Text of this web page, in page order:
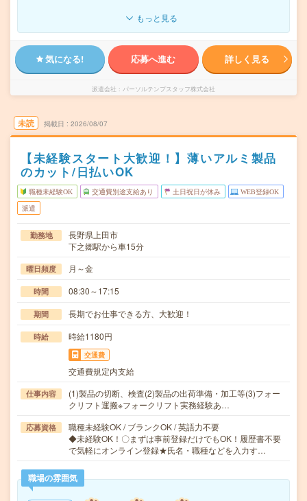
もっと見る
気になる! 応募へ進む 詳しく見る
派遣会社 パーソルテンプスタッフ株式会社
未読 掲載日 2026/08/07
【未経験スタート大歓迎！】薄いアルミ製品
のカット/日払いOK
職種未経験OK 交通費別途支給あり 土日祝日が休み WEB登録OK
派遣
勤務地
長野県上田市
下之郷駅から車15分
曜日頻度 月～金
時間 08:30～17:15
期間 長期でお仕事できる方、大歓迎！
時給 時給1180円
交通費
交通費規定内支給
仕事内容
(1)製品の切断、検査(2)製品の出荷準備・加工等(3)フォー
クリフト運搬※フォークリフト実務経験あ…
応募資格
職種未経験OK / ブランクOK / 英語力不要
◆未経験OK！〇まずは事前登録だけでもOK！履歴書不要
で気軽にオンライン登録★氏名・職種などを入力す…
職場の雰囲気